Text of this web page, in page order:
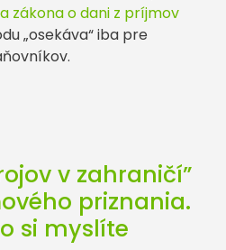
zákona o dani z príjmov
„osekáva“ iba pre
v zahraničí”
priznania.
si myslíte